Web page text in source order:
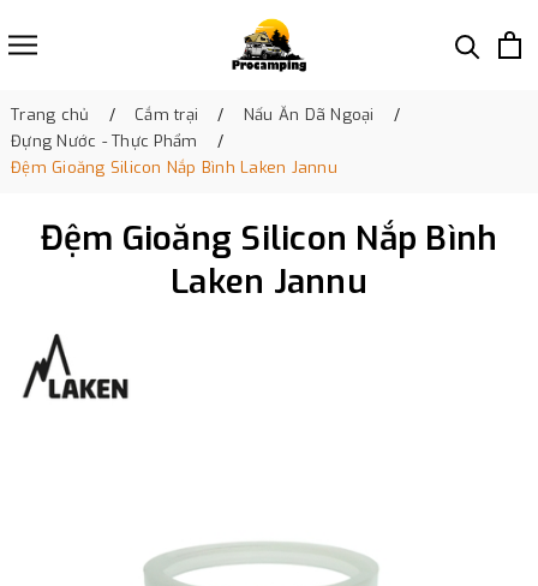
Trang chủ Cắm trại
Nấu Ăn Dã Ngoại
Đựng Nước - Thực Phẩm
Đệm Gioăng Silicon Nắp Bình Laken Jannu
Đệm Gioăng Silicon Nắp Bình
Laken Jannu